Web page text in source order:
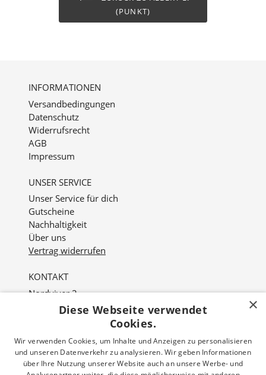
(PUNKT)
INFORMATIONEN
Versandbedingungen
Datenschutz
Widerrufsrecht
AGB
Impressum
UNSER SERVICE
Unser Service für dich
Gutscheine
Nachhaltigkeit
Über uns
Vertrag widerrufen
KONTAKT
Nordviver 2
21614 Buxtehude
Mo - Fr: 10:00 - 18:00 Uhr
Sa: 10:00 - 16:00 Uhr
×
Diese Webseite verwendet
Cookies.
Wir verwenden Cookies, um Inhalte und Anzeigen zu personalisieren
und unseren Datenverkehr zu analysieren. Wir geben Informationen
über Ihre Nutzung unserer Website auch an unsere Werbe- und